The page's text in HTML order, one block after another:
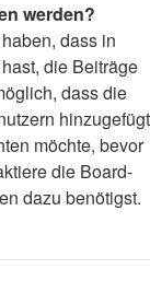
werden?
dass in
die Beiträge
dass die
hinzugefügt
möchte, bevor
die Board-
dazu benötigst.